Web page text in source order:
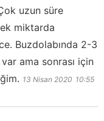
uzun süre
miktarda
Buzdolabında 2-3
var ama sonrası için
13 Nisan 2020 10:55